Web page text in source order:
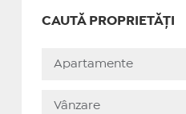
CAUTĂ PROPRIETĂȚI